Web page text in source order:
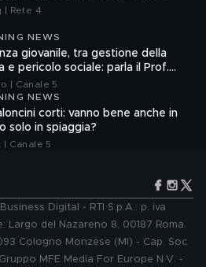
| Rete 4
NEWS
giovanile, tra gestione della
e pericolo sociale: parla il Prof.
Limone
| Canale 5
NEWS
corti: vanno bene anche in
solo in spiaggia?
| Canale 5
Digital - RTI S.p.A.: p. iva
Largo del Nazareno 8, 00187 Roma.
Cologno Monzese (MI) - Cap. Soc.
MFE Media For Europe N.V. -